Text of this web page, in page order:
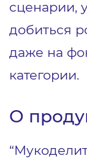
сценарии,
добиться
даже на
категории.
О